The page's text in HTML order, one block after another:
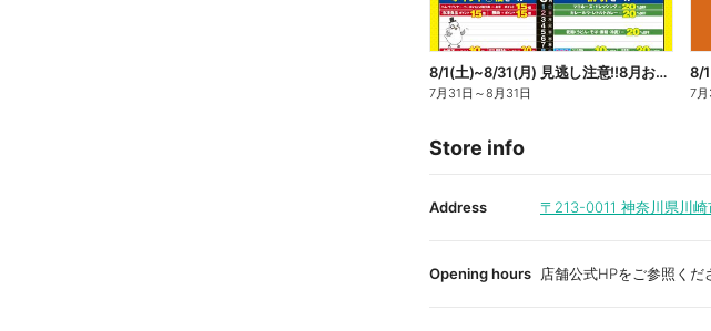
8/1(土)~8/31(月) 見逃し注意!!8月お買得Day/イトーヨーカドーアプリ使ってますか?
7月31日 ～8月31日 7月
Store info
Address 〒213-0011 神奈川県川
Opening hours 店舗公式HPをご参照くだ